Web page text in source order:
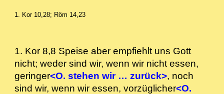
1. Kor 10,28; Röm 14,23
1. Kor 8,8 Speise aber empfiehlt uns Gott
nicht; weder sind wir, wenn wir nicht essen,
geringer<O. stehen wir … zurück>, noch
sind wir, wenn wir essen, vorzüglicher<O.